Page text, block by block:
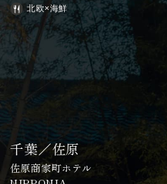
北欧×海鮮
千葉／佐原
佐原商家町ホテル